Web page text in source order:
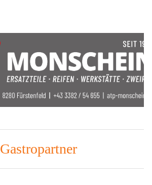
Gastropartner